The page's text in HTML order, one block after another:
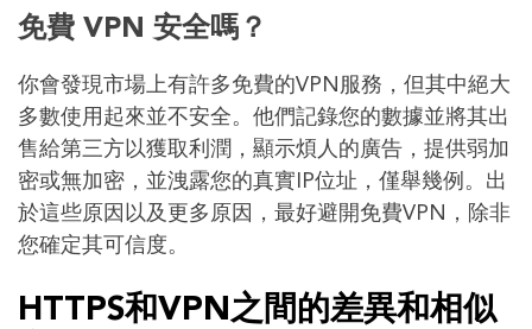
免費 VPN 安全嗎？
你會發現市場上有許多免費的VPN服務，但其中絕大
多數使用起來並不安全。他們記錄您的數據並將其出
售給第三方以獲取利潤，顯示煩人的廣告，提供弱加
密或無加密，並洩露您的真實IP位址，僅舉幾例。出
於這些原因以及更多原因，最好避開免費VPN，除非
您確定其可信度。
HTTPS和VPN之間的差異和相似